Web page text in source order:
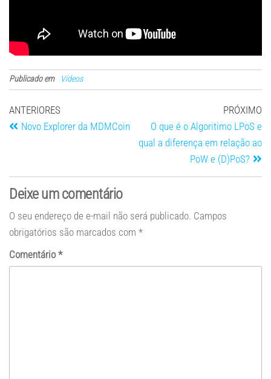
Publicado em Vídeos
ANTERIORES
Novo Explorer da MDMCoin
PRÓXIMO
O que é o Algoritimo LPoS e
qual a diferença em relação ao
PoW e (D)PoS?
Deixe um comentário
O seu endereço de e-mail não será publicado. Campos
obrigatórios são marcados com *
Comentário *